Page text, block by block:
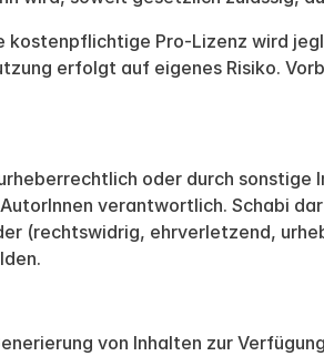
kostenpflichtige Pro-Lizenz wird
erfolgt auf eigenes Risiko.
oder durch
verantwortlich. Schabi
(rechtswidrig, ehrverletzend,
von Inhalten zur